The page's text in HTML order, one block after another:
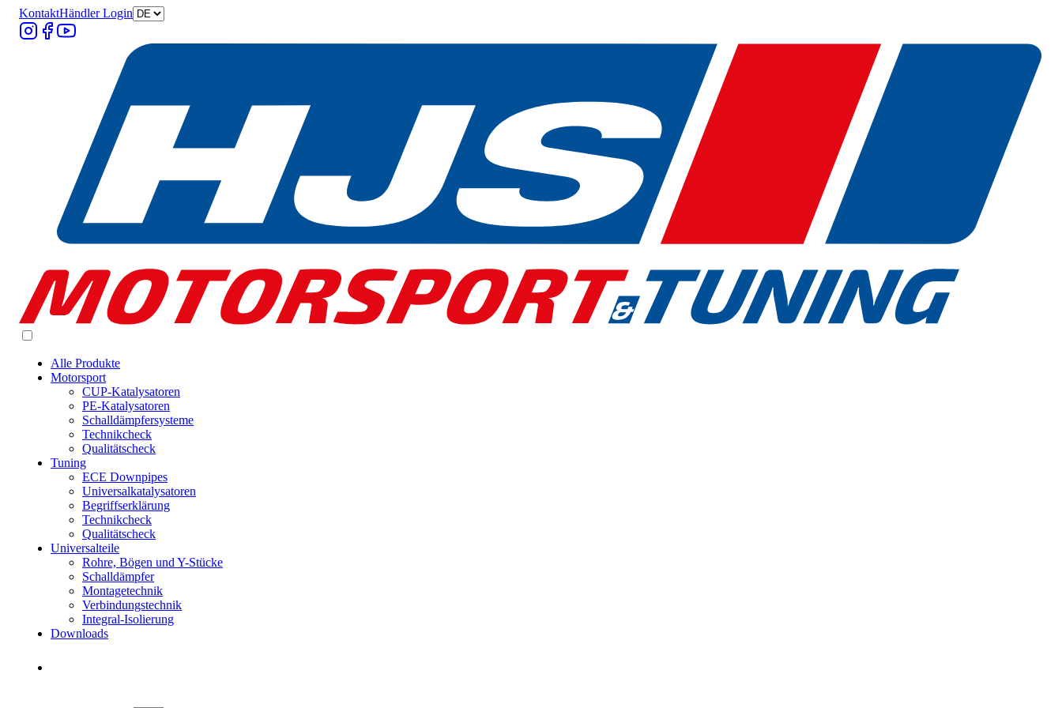
KontaktHändler Login
Alle Produkte
Motorsport
CUP-Katalysatoren
PE-Katalysatoren
Schalldämpfersysteme
Technikcheck
Qualitätscheck
Tuning
ECE Downpipes
Universalkatalysatoren
Begriffserklärung
Technikcheck
Qualitätscheck
Universalteile
Rohre, Bögen und Y-Stücke
Schalldämpfer
Montagetechnik
Verbindungstechnik
Integral-Isolierung
Downloads